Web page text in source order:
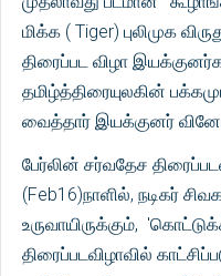
மிக்க ( Tiger) புலிமுக
திரைப்பட விழா
தமிழ்த்திரையுலகின்
வைத்தார் இயக்குனர்
பேர்லின் சர்வதேச
(Feb16)நாளில், நடிகர்
உருவாயிருக்கும்,
திரைப்படவிழாவில்